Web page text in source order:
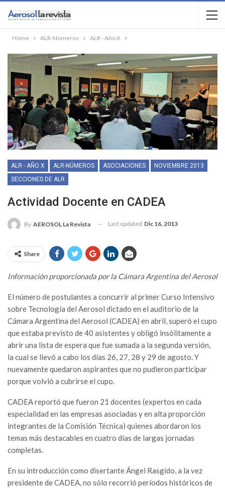
Home ALR-Números ALR - Año X
ALR - AÑO X ALR-NÚMEROS ASOCIACIONES
NOVIEMBRE 2013
SECCIONES DE ALR
Actividad Docente en CADEA
By AEROSOL La Revista Last updated Dic 16, 2013
Share
Información proporcionada por la Cámara Argentina del Aerosol
El número de postulantes a concurrir al primer Curso Intensivo
sobre Tecnología del Aerosol dictado en el auditorio de la
Cámara Argentina del Aerosol (CADEA) en abril, superó el cupo
que estaba previsto de 40 asistentes y obligó insólitamente a
abrir una lista de espera que fue sumada a la segunda versión,
la cual se llevó a cabo los días 26, 27, 28 y 29 de agosto. Y
nuevamente quedaron aspirantes que no pudieron participar
porque volvió a cubrirse el cupo.
CADEA reportó que fueron 21 docentes (expertos en cada
especialidad en las empresas asociadas y en alta proporción
integrantes de la Comisión Técnica) quienes abordaron los
temas más destacables en cuatro días de largas jornadas
completas.
En su introducción como disertante Ángel Rasgido, a la vez
presidente de CADEA, no sólo recorrió períodos históricos de